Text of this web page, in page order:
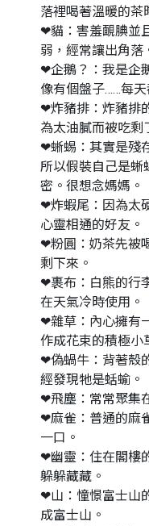
落裡喝著溫暖的茶
❤貓：害羞靦腆並
弱，經常讓出角落
❤企鵝？：我是企
像有個盤子……每
❤炸豬排：炸豬排
為太油膩而被吃剩
❤蜥蜴：其實是殘
所以假裝自己是蜥
密。很想念媽媽。
❤炸蝦尾：因為太
心靈相通的好友。
❤粉圓：奶茶先被
剩下來。
❤裹布：白熊的行
在天氣冷時使用。
❤雜草：內心擁有
作成花束的積極小
❤偽蝸牛：背著殼
經發現牠是蛞蝓。
❤飛塵：常常聚集
❤麻雀：普通的麻
一口。
❤幽靈：住在閣樓
躲躲藏藏。
❤山：憧憬富士山
成富士山。